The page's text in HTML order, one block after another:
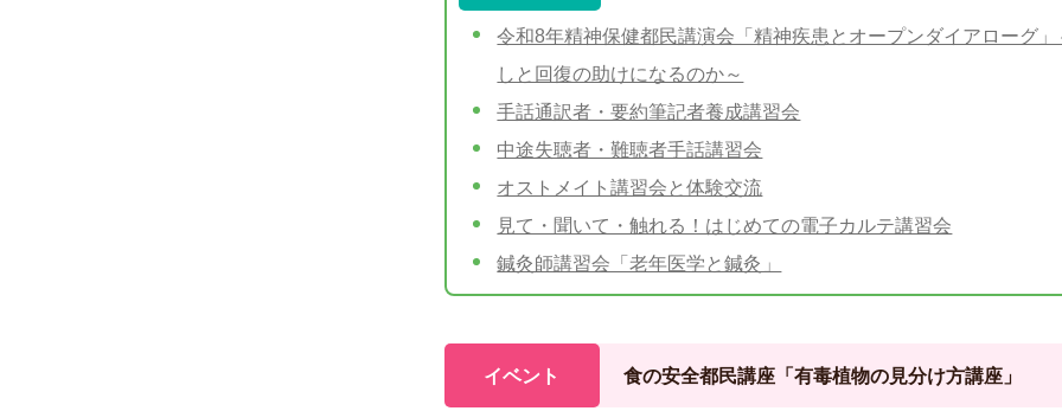
令和8年精神保健都民講演会「精神疾患とオープンダイアローグ」
しと回復の助けになるのか～
手話通訳者・要約筆記者養成講習会
中途失聴者・難聴者手話講習会
オストメイト講習会と体験交流
見て・聞いて・触れる！はじめての電子カルテ講習会
鍼灸師講習会「老年医学と鍼灸」
イベント 食の安全都民講座「有毒植物の見分け方講座」